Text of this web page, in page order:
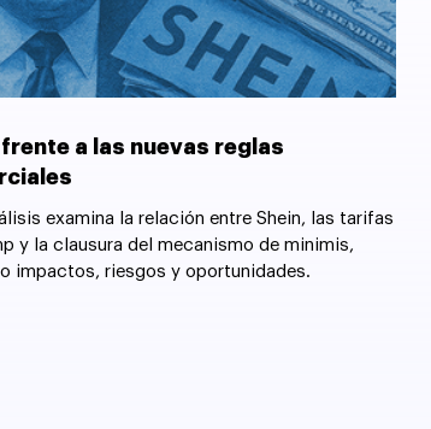
frente a las nuevas reglas
examina la relación entre Shein, las tarifas
y la clausura del mecanismo de minimis,
impactos, riesgos y oportunidades.